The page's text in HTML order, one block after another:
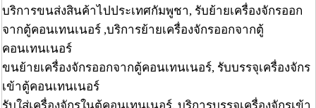
บริการขนส่งสินค้าไปประเทศกัมพูชา, รับย้ายเครื่องจักรออก
จากตู้คอนเทนเนอร์ ,บริการย้ายเครื่องจักรออกจากตู้
คอนเทนเนอร์
ขนย้ายเครื่องจักรออกจากตู้คอนเทนเนอร์, รับบรรจุเครื่องจักร
เข้าตู้คอนเทนเนอร์